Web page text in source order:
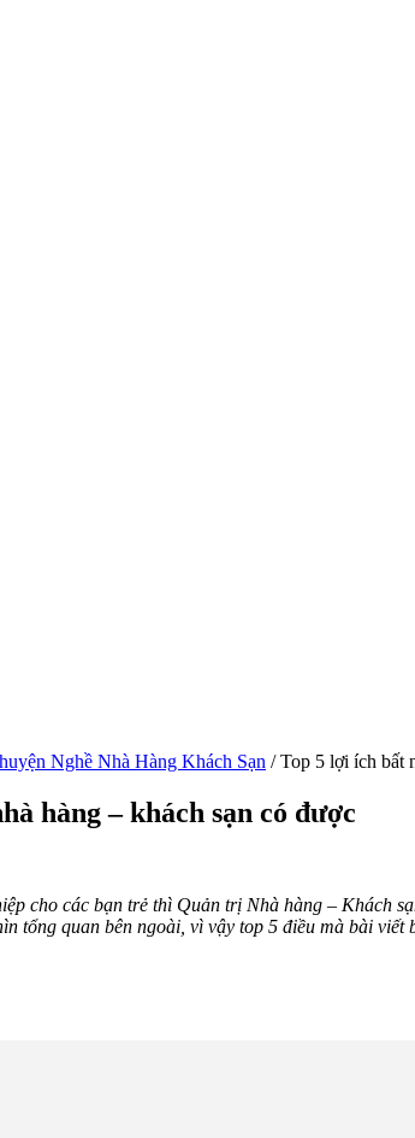
Nghề Nhà Hàng Khách Sạn / Top 5 lợi ích bất
hàng – khách sạn có được
cho các bạn trẻ thì Quản trị Nhà hàng – Khách
tổng quan bên ngoài, vì vậy top 5 điều mà bài